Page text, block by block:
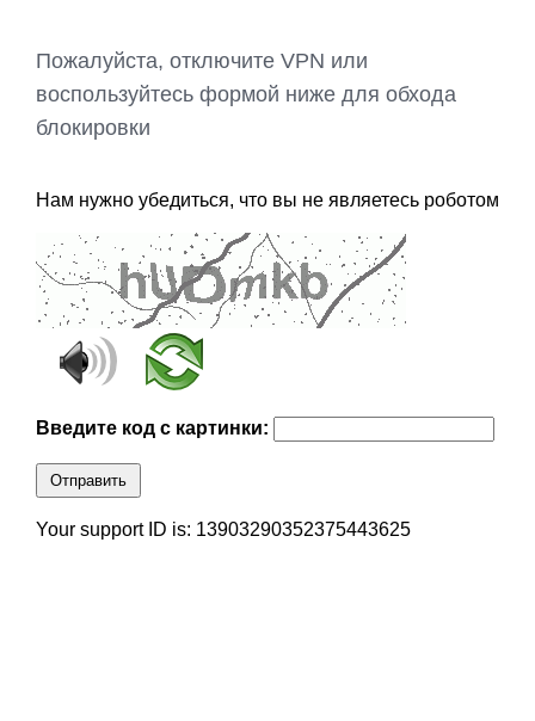
Пожалуйста, отключите VPN или
воспользуйтесь формой ниже для обхода
блокировки
Нам нужно убедиться, что вы не являетесь роботом
Введите код с картинки:
Отправить
Your support ID is: 13903290352375443625